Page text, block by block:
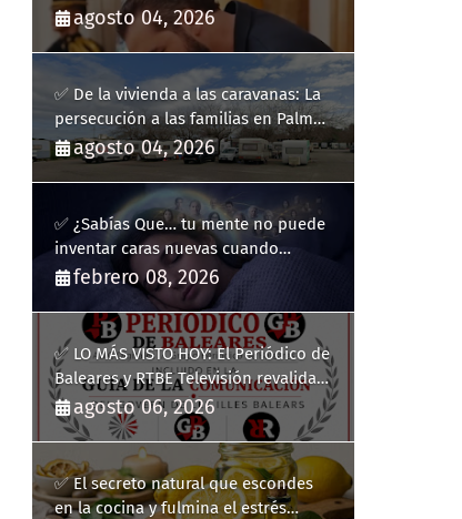
agosto 04, 2026
✅ De la vivienda a las caravanas: La
persecución a las familias en Palma
y la complicidad de un fracaso
heredado
agosto 04, 2026
✅ ¿Sabías Que… tu mente no puede
inventar caras nuevas cuando
sueñas?
febrero 08, 2026
✅ LO MÁS VISTO HOY: El Periódico de
Baleares y RTBE Televisión revalidan
más de cinco años en la Guía de la
Comunicación del Govern de les Illes
agosto 06, 2026
✅ El secreto natural que escondes
en la cocina y fulmina el estrés